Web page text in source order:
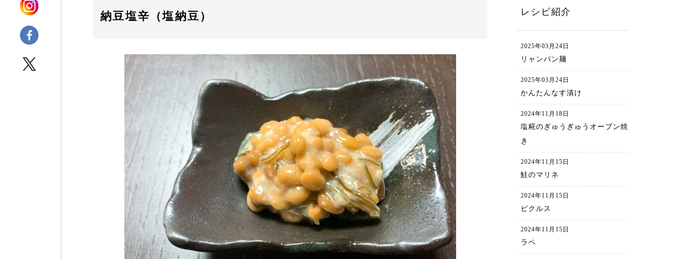
納豆塩辛（塩納豆） レシピ紹介
2025年03月24日
リャンパン麺
2025年03月24日
かんたんなす漬け
2024年11月18日
塩糀のぎゅうぎゅうオーブン焼
き
2024年11月15日
鮭のマリネ
2024年11月15日
ピクルス
2024年11月15日
ラペ